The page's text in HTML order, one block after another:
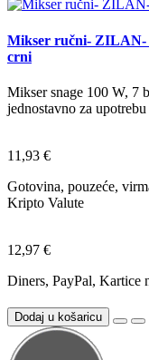
Mikser ručni- ZILAN-
crni
Mikser snage 100 W, 7
jednostavno za
11,93 €
Gotovina, pouzeće,
Kripto Valute
12,97 €
Diners, PayPal, Kartice
Dodaj u košaricu